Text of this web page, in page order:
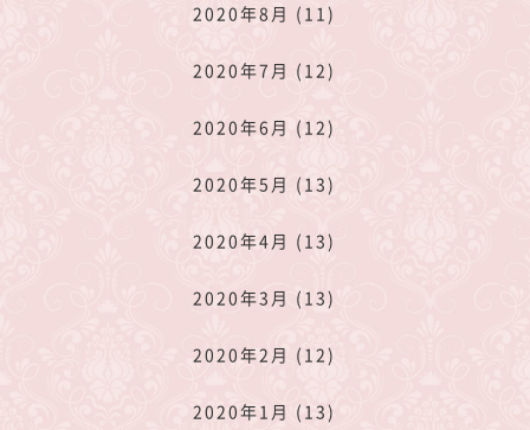
2020年8月 (11)
2020年7月 (12)
2020年6月 (12)
2020年5月 (13)
2020年4月 (13)
2020年3月 (13)
2020年2月 (12)
2020年1月 (13)